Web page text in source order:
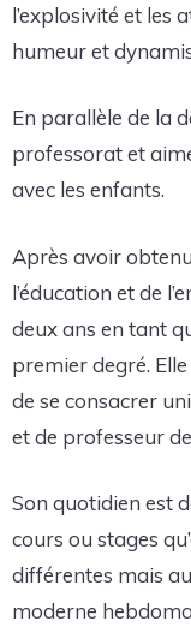
l’explosivité et les
humeur et
En parallèle de la
professorat et
avec les enfants.
Après avoir
l’éducation et de
deux ans en tant
premier degré.
de se consacrer
et de professeur
Son quotidien est
cours ou stages
différentes mais
moderne